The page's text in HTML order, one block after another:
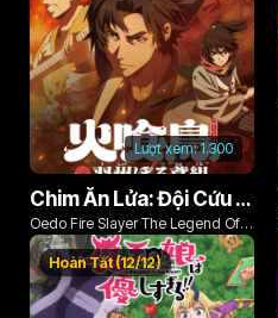
Lượt xem:1.300
Chim Ăn Lửa: Đội Cứu Hỏa Rách Rưới Vùng Ushu
Oedo Fire Slayer The Legend Of
Phoenix
Hoàn Tất (12/12)